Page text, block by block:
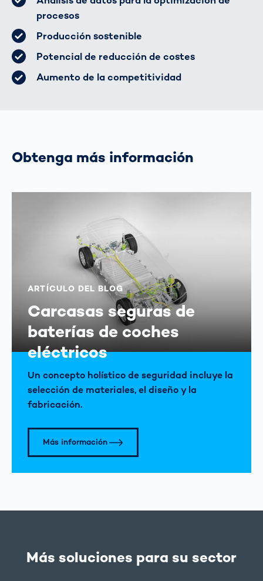
procesos
Producción sostenible
Potencial de reducción de costes
Aumento de la competitividad
Obtenga más información
ARTÍCULO DEL BLOG
Carcasas seguras de
baterías de coches
eléctricos
Un concepto holístico de seguridad incluye la
selección de materiales, el diseño y la
fabricación.
Más información
Más soluciones para su sector